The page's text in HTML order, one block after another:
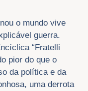
o mundo vive
guerra.
“Fratelli
pior do que o
da política e da
uma derrota